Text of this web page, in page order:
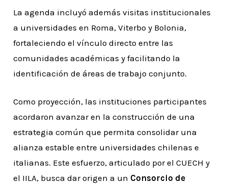
La agenda incluyó además visitas institucionales
a universidades en Roma, Viterbo y Bolonia,
fortaleciendo el vínculo directo entre las
comunidades académicas y facilitando la
identificación de áreas de trabajo conjunto.
Como proyección, las instituciones participantes
acordaron avanzar en la construcción de una
estrategia común que permita consolidar una
alianza estable entre universidades chilenas e
italianas. Este esfuerzo, articulado por el CUECH y
el IILA, busca dar origen a un Consorcio de